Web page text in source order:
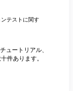
テストに関す
ュートリアル、
件あります。